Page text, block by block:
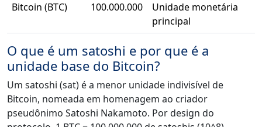
Bitcoin (BTC)
100.000.000
Unidade monetária
principal
O que é um satoshi e por que é a
unidade base do Bitcoin?
Um satoshi (sat) é a menor unidade indivisível de
Bitcoin, nomeada em homenagem ao criador
pseudônimo Satoshi Nakamoto. Por design do